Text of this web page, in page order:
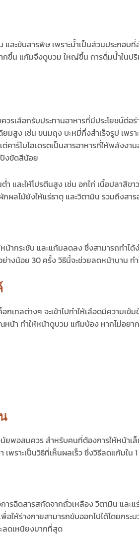
ละขับสารพิษ เพราะน้ำเป็นส่วนประกอบ
กขึ้น แก้มจึงดูบวม ใหญ่ขึ้น การดื่มน้ำใน
เลือกรับประทานอาหารที่มีประโยชน์ต่อ
ยมสูง เช่น ขนมถุง บะหมี่กึ่งสำเร็จรูป เพ
าร์โบไฮเดรตเป็นสารอาหารที่ให้พลังง
ปังขัดสีน้อย
ต่ำ และให้โปรตีนสูง เช่น อกไก่ เนื้อปลา
ลไม้ยังให้แร่ธาตุ และวิตามิน รวมถึงส
น้ากระชับ และแก้มลดลง ซึ่งสามารถทำ
ย่างน้อย 30 ครั้งวิธีนี้จะช่วยลดหน้าบาน ท
กเทลต่างๆ จะเข้าไปทำให้เลือดมีความ
หน้า ทำให้หน้าดูบวม แก้มป่อง หากไม่อยา
นัยพอสมควร สำหรับคนที่ต้องการให้หน้า
ราะเป็นวิธีที่เห็นผลเร็ว ซึ่งวิธีลดแก้มใน
รฉีดสารสกัดจากถั่วเหลือง วิตามิน และ
อให้ร่างกายสามารถขับออกไปได้โดยกร
ลดเหนียงมากที่สุด